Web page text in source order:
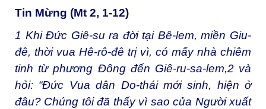
Tin Mừng (Mt 2, 1-12)
1 Khi Đức Giê-su ra đời tại Bê-lem, miền Giu-
đê, thời vua Hê-rô-đê trị vì, có mấy nhà chiêm
tinh từ phương Đông đến Giê-ru-sa-lem,2và
hỏi: “Đức Vua dân Do-thái mới sinh, hiện ở
đâu? Chúng tôi đã thấy vì sao của Người xuất